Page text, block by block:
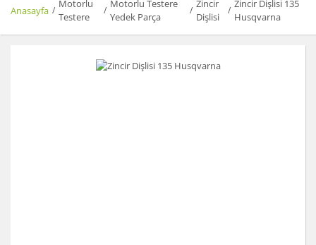
Anasayfa
Motorlu
Testere
Motorlu Testere
Yedek Parça
Zincir
Dişlisi
Zincir Dişlisi 135
Husqvarna